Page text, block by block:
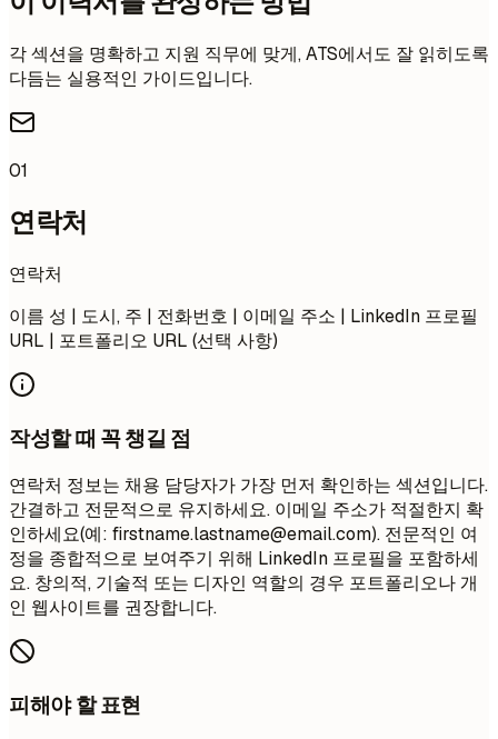
각 섹션을 명확하고 지원 직무에 맞게, ATS에서도 잘 읽히도록
다듬는 실용적인 가이드입니다.
01
연락처
연락처
이름 성 | 도시, 주 | 전화번호 | 이메일 주소 | LinkedIn 프로필
URL | 포트폴리오 URL (선택 사항)
작성할 때 꼭 챙길 점
연락처 정보는 채용 담당자가 가장 먼저 확인하는 섹션입니다.
간결하고 전문적으로 유지하세요. 이메일 주소가 적절한지 확
인하세요(예: firstname.lastname@email.com). 전문적인 여
정을 종합적으로 보여주기 위해 LinkedIn 프로필을 포함하세
요. 창의적, 기술적 또는 디자인 역할의 경우 포트폴리오나 개
인 웹사이트를 권장합니다.
피해야 할 표현